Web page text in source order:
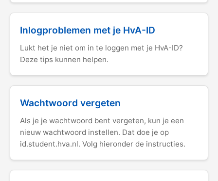
Inlogproblemen met je HvA-ID
Lukt het je niet om in te loggen met je HvA-ID?
Deze tips kunnen helpen.
Wachtwoord vergeten
Als je je wachtwoord bent vergeten, kun je een
nieuw wachtwoord instellen. Dat doe je op
id.student.hva.nl. Volg hieronder de instructies.